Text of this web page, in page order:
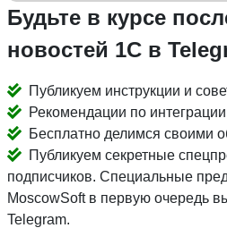
Будьте в курсе
новостей 1С в
Публикуем инструкции и
Рекомендации по
Бесплатно делимся своими
Публикуем секретные
подписчиков. Специальные
MoscowSoft в первую очередь
Telegram.